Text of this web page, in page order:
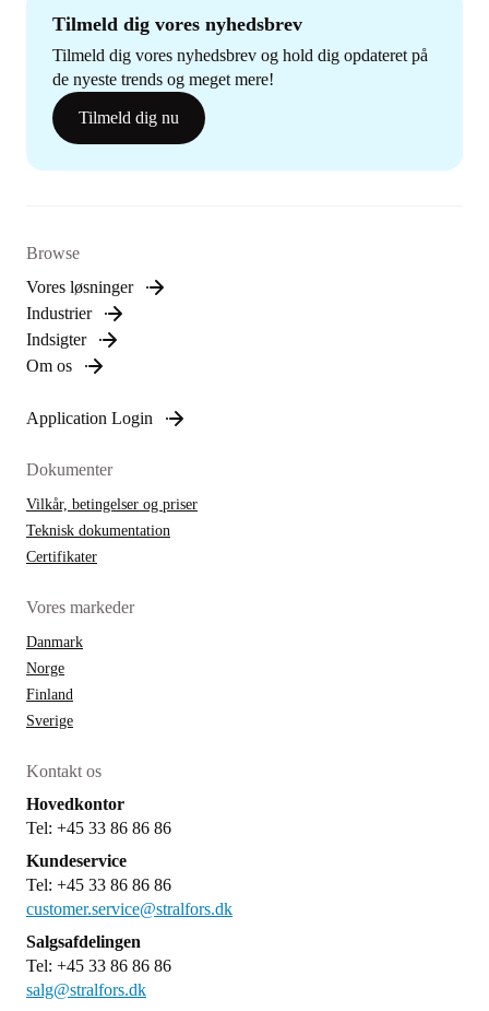
Tilmeld dig vores nyhedsbrev
Tilmeld dig vores nyhedsbrev og hold dig opdateret på
de nyeste trends og meget mere!
Tilmeld dig nu
Browse
Vores løsninger
Industrier
Indsigter
Om os
Application Login
Dokumenter
Vilkår, betingelser og priser
Teknisk dokumentation
Certifikater
Vores markeder
Danmark
Norge
Finland
Sverige
Kontakt os
Hovedkontor
Tel: +45 33 86 86 86
Kundeservice
Tel: +45 33 86 86 86
customer.service@stralfors.dk
Salgsafdelingen
Tel: +45 33 86 86 86
salg@stralfors.dk